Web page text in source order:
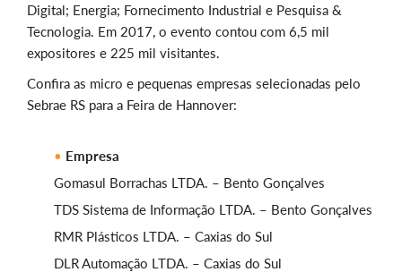
Digital; Energia; Fornecimento Industrial e Pesquisa &
Tecnologia. Em 2017, o evento contou com 6,5 mil
expositores e 225 mil visitantes.
Confira as micro e pequenas empresas selecionadas pelo
Sebrae RS para a Feira de Hannover:
Empresa
Gomasul Borrachas LTDA. – Bento Gonçalves
TDS Sistema de Informação LTDA. – Bento Gonçalves
RMR Plásticos LTDA. – Caxias do Sul
DLR Automação LTDA. – Caxias do Sul